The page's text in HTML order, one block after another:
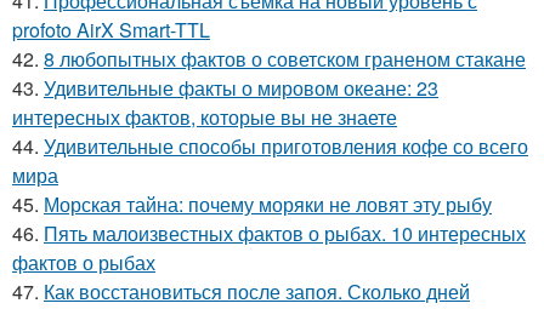
profoto AirX Smart-TTL
42. 8 любопытных фактов о советском граненом стакане
43. Удивительные факты о мировом океане: 23
интересных фактов, которые вы не знаете
44. Удивительные способы приготовления кофе со всего
мира
45. Морская тайна: почему моряки не ловят эту рыбу
46. Пять малоизвестных фактов о рыбах. 10 интересных
фактов о рыбах
47. Как восстановиться после запоя. Сколько дней